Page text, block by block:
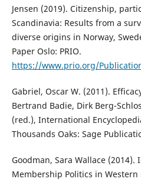
Jensen (2019). Citizenship,
Scandinavia: Results from a
diverse origins in Norway,
Paper Oslo: PRIO.
https://www.prio.org/
Gabriel, Oscar W. (2011).
Bertrand Badie, Dirk Berg-
(red.), International
Thousands Oaks: Sage
Goodman, Sara Wallace
Membership Politics in Western